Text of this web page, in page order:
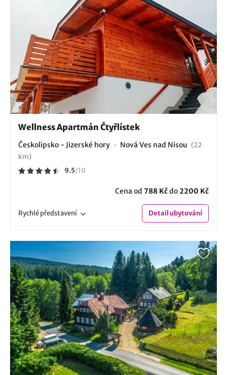
Wellness Apartmán Čtyřlístek
Českolipsko - Jizerské hory Nová Ves nad Nisou (22
km)
9.5/10
Cena od 788 Kčdo2200 Kč
Rychlépředstavení Detailubytování